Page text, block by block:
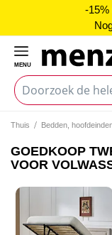
-
MENU
Thuis Bedden,
GOEDKOOP
VOOR